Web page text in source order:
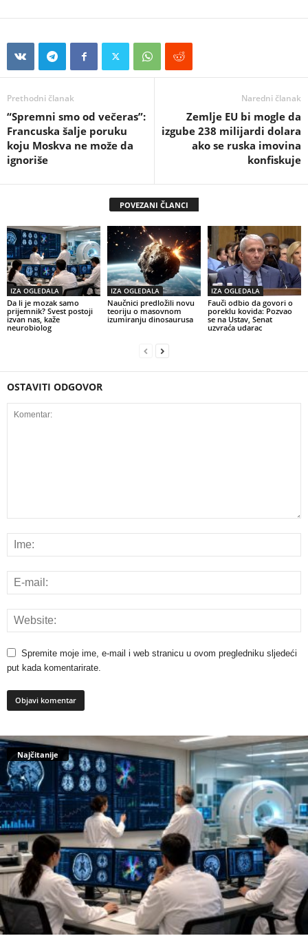
Prethodni članak
“Spremni smo od večeras”:
Francuska šalje poruku
koju Moskva ne može da
ignoriše
Naredni članak
Zemlje EU bi mogle da
izgube 238 milijardi dolara
ako se ruska imovina
konfiskuje
POVEZANI ČLANCI
IZA OGLEDALA
Da li je mozak samo
prijemnik? Svest postoji
izvan nas, kaže
neurobiolog
IZA OGLEDALA
Naučnici predložili novu
teoriju o masovnom
izumiranju dinosaurusa
IZA OGLEDALA
Fauči odbio da govori o
poreklu kovida: Pozvao
se na Ustav, Senat
uzvraća udarac
OSTAVITI ODGOVOR
Spremite moje ime, e-mail i web stranicu u ovom pregledniku sljedeći
put kada komentarirate.
Najčitanije